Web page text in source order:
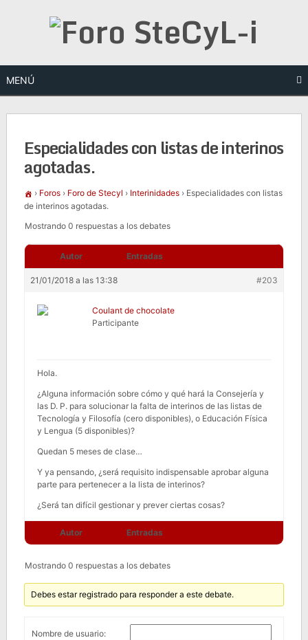
MENÚ
Especialidades con listas de interinos
agotadas.
› Foros › Foro de Stecyl › Interinidades › Especialidades con listas
de interinos agotadas.
Mostrando 0 respuestas a los debates
Autor Entradas
21/01/2018 a las 13:38 #203
Coulant de chocolate
Participante
Hola.
¿Alguna información sobre cómo y qué hará la Consejería y
las D. P. para solucionar la falta de interinos de las listas de
Tecnología y Filosofía (cero disponibles), o Educación Física
y Lengua (5 disponibles)?
Quedan 5 meses de clase…
Y ya pensando, ¿será requisito indispensable aprobar alguna
parte para pertenecer a la lista de interinos?
¿Será tan difícil gestionar y prever ciertas cosas?
Autor Entradas
Mostrando 0 respuestas a los debates
Debes estar registrado para responder a este debate.
Nombre de usuario: